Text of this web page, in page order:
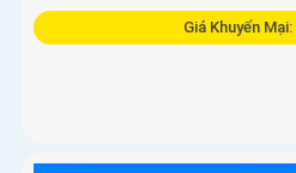
Giá Khuyến Mại: